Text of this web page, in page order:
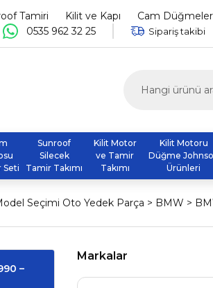
Tamiri Kilit ve Kapı Cam
0535 962 32 25 Sipariş takibi
Seti
Sunroof
Silecek
Tamir Takımı
Kilit Motor
ve Tamir
Takımı
Kilit Motoru
Düğme
Ürünleri
Seçimi Oto Yedek Parça BMW
–
Markalar